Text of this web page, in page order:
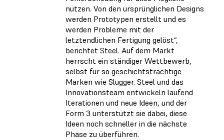
nutzen. Von den ursprünglichen Designs
werden Prototypen erstellt und es
werden Probleme mit der
letztendlichen Fertigung gelöst“,
berichtet Steel. Auf dem Markt
herrscht ein ständiger Wettbewerb,
selbst für so geschichtsträchtige
Marken wie Slugger. Steel und das
Innovationsteam entwickeln laufend
Iterationen und neue Ideen, und der
Form 3 unterstützt sie dabei, diese
Ideen noch schneller in die nächste
Phase zu überführen.